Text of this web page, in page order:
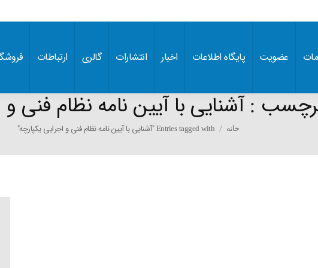
عضویت پایگاه اطلاعات اخبار انتشارات گالری ارتباطات
برچسب :آشنایی با آیین نامه نظام فنی
You are here:
خانه Entries tagged with "آشنایی با آیین نامه نظام فنی و اجرایی یکپارچه"